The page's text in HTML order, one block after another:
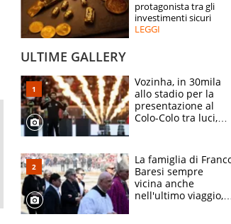
ESPERTI
CONTATTI
protagonista tra gli
investimenti sicuri
LEGGI
ULTIME GALLERY
Vozinha, in 30mila
allo stadio per la
presentazione al
Colo-Colo tra luci,
La famiglia di
Baresi sempre
vicina anche
nell'ultimo viaggio,